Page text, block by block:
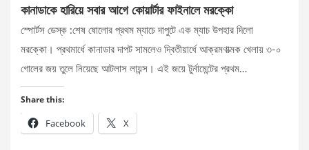
কানাডাকে হারিয়ে সবার আগে কোয়ার্টার ফাইনালে মরক্কো
স্পোর্টস ডেস্ক :শেষ ষোলোর প্রথম ম্যাচে দাপুটে এক ম্যাচ উপহার দিলো
মরক্কো। প্রথমার্ধে কানাডার দাপট সামলেও দ্বিতীয়ার্ধে আক্রমণাত্মক খেলায় ৩-০
গোলের জয় তুলে নিয়েছে আটলাস লায়ন্স। এই জয়ে টুর্নামেন্টের প্রথম…
Share this:
Facebook X